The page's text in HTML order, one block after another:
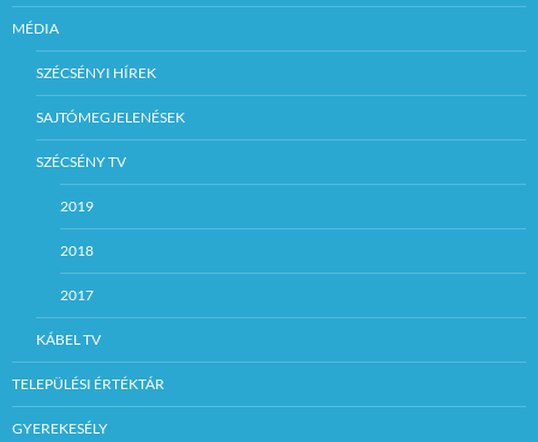
MÉDIA
SZÉCSÉNYI HÍREK
SAJTÓMEGJELENÉSEK
SZÉCSÉNY TV
2019
2018
2017
KÁBEL TV
TELEPÜLÉSI ÉRTÉKTÁR
GYEREKESÉLY